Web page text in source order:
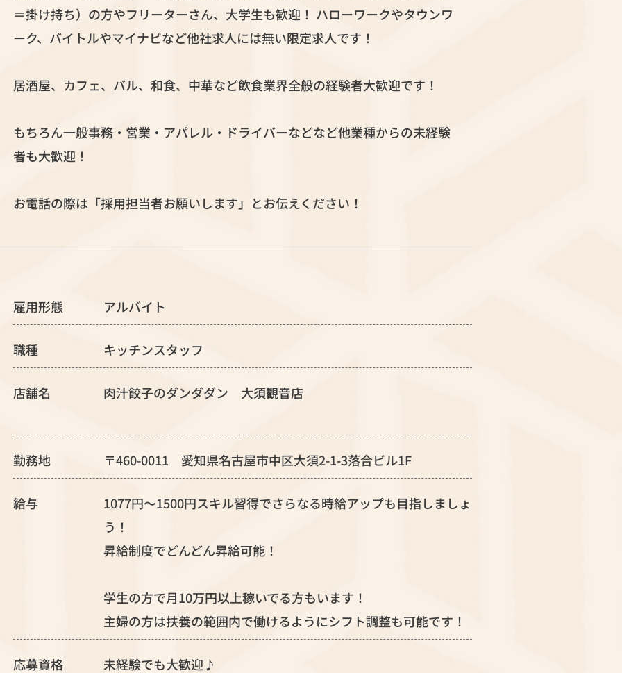
＝掛け持ち）の方やフリーターさん、大学生も歓迎！ ハローワークやタウンワ
ーク、バイトルやマイナビなど他社求人には無い限定求人です！
居酒屋、カフェ、バル、和食、中華など飲食業界全般の経験者大歓迎です！
もちろん一般事務・営業・アパレル・ドライバーなどなど他業種からの未経験
者も大歓迎！
お電話の際は「採用担当者お願いします」とお伝えください！
雇用形態 アルバイト
職種 キッチンスタッフ
店舗名 肉汁餃子のダンダダン 大須観音店
勤務地 〒460-0011 愛知県名古屋市中区大須2-1-3落合ビル1F
給与
1077円～1500円スキル習得でさらなる時給アップも目指しましょ
う！
昇給制度でどんどん昇給可能！
学生の方で月10万円以上稼いでる方もいます！
主婦の方は扶養の範囲内で働けるようにシフト調整も可能です！
応募資格 未経験でも大歓迎♪